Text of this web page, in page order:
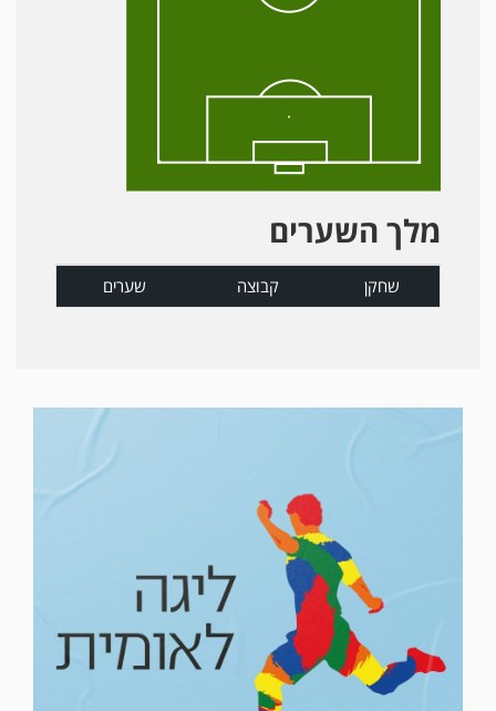
מלך השערים
שחקן קבוצה שערים